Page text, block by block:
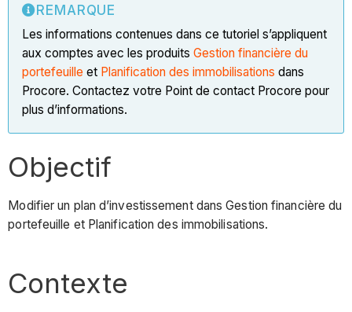
REMARQUE
Les informations contenues dans ce tutoriel s’appliquent
aux comptes avec les produitsGestion financière du
portefeuilleet Planification des immobilisations dans
Procore. Contactez votre Point de contact Procore pour
plus d’informations.
Objectif
Modifier un plan d’investissement dans Gestion financière du
portefeuille et Planification des immobilisations.
Contexte